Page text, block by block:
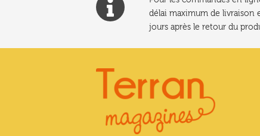
délai maximum de livraison
jours après le retour du